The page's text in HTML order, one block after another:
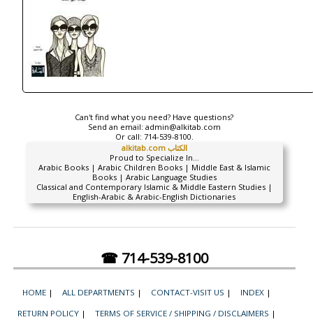
Can't find what you need? Have questions?
Send an email: admin@alkitab.com
Or call: 714-539-8100.
alkitab.com الكتاب
Proud to Specialize In...
Arabic Books | Arabic Children Books | Middle East & Islamic
Books | Arabic Language Studies
Classical and Contemporary Islamic & Middle Eastern Studies |
English-Arabic & Arabic-English Dictionaries
☎ 714-539-8100
HOME | ALL DEPARTMENTS | CONTACT-VISIT US | INDEX |
RETURN POLICY | TERMS OF SERVICE / SHIPPING / DISCLAIMERS |